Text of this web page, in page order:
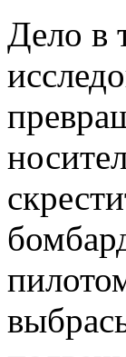
Дело в